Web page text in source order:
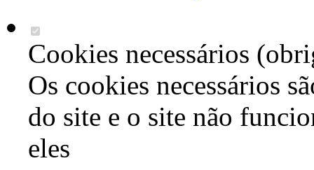
Cookies necessários
Os cookies necessários
do site e o site não
eles